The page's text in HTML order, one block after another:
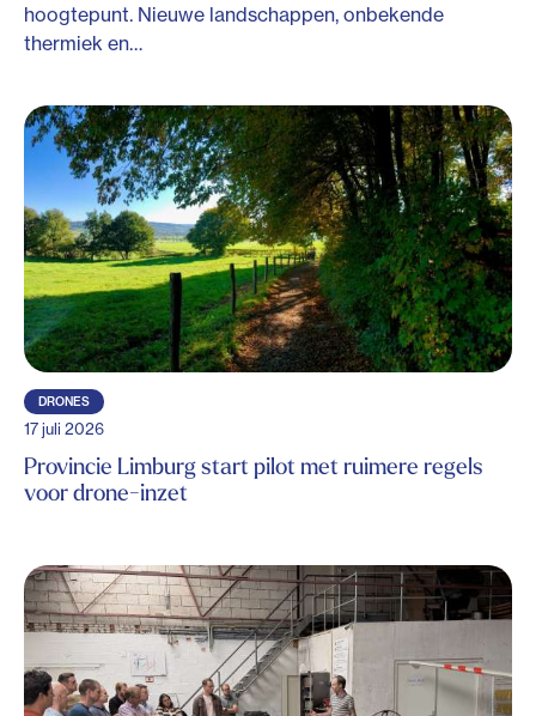
hoogtepunt. Nieuwe landschappen, onbekende
thermiek en…
DRONES
17 juli 2026
Provincie Limburg start pilot met ruimere regels
voor drone-inzet